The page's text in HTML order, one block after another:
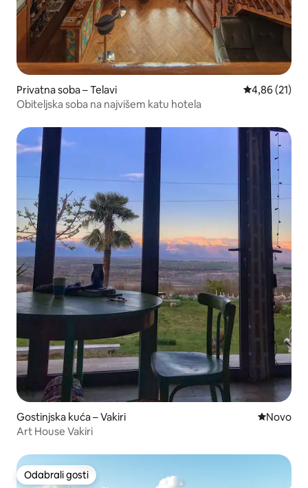
Privatna soba – Telavi Prosječna
4,86 (21)
Obiteljska soba na najvišem katu hotela
Gostinjska kuća – Vakiri Novi
Novo
Art House Vakiri
Odabrali gosti
Odabrali gosti